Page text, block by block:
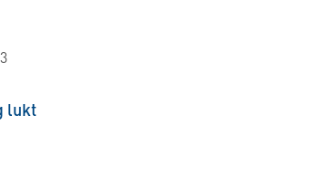
lukt